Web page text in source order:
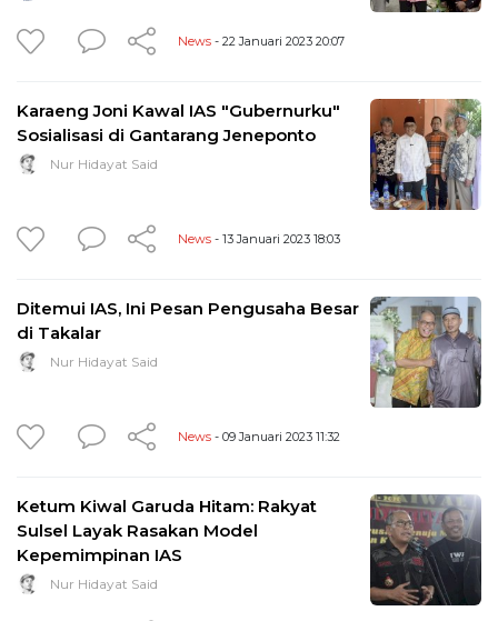
News - 22 Januari 2023 20:07
Karaeng Joni Kawal IAS "Gubernurku"
Sosialisasi di Gantarang Jeneponto
Nur Hidayat Said
News - 13 Januari 2023 18:03
Ditemui IAS, Ini Pesan Pengusaha Besar
di Takalar
Nur Hidayat Said
News - 09 Januari 2023 11:32
Ketum Kiwal Garuda Hitam: Rakyat
Sulsel Layak Rasakan Model
Kepemimpinan IAS
Nur Hidayat Said